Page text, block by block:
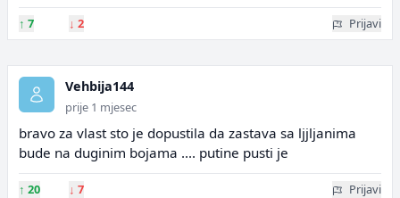
↑ 7 ↓ 2 Prijavi
Vehbija144
prije 1 mjesec
bravo za vlast sto je dopustila da zastava sa ljjljanima
bude na duginim bojama .... putine pusti je
↑ 20 ↓ 7 Prijavi